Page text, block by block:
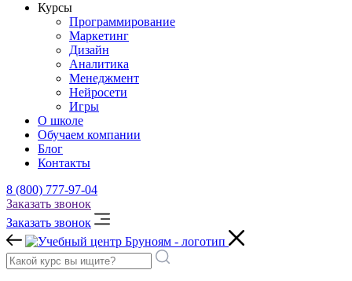
Курсы
Программирование
Маркетинг
Дизайн
Аналитика
Менеджмент
Нейросети
Игры
О школе
Обучаем компании
Блог
Контакты
8 (800) 777-97-04
Заказать звонок
Заказать звонок